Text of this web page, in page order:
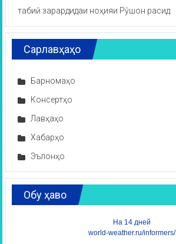
табиӣ зарардидаи ноҳияи Рӯшон расид
Сарлавҳаҳо
Барномаҳо
Консертҳо
Лавҳаҳо
Хабарҳо
Эълонҳо
Обу ҳаво
На 14 дней
world-weather.ru/informers/